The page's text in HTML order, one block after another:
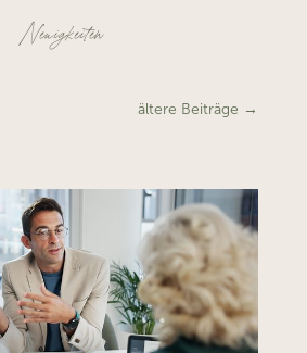
Neuigkeiten
ältere Beiträge →